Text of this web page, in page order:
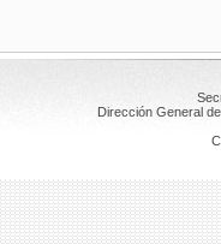
Dirección General